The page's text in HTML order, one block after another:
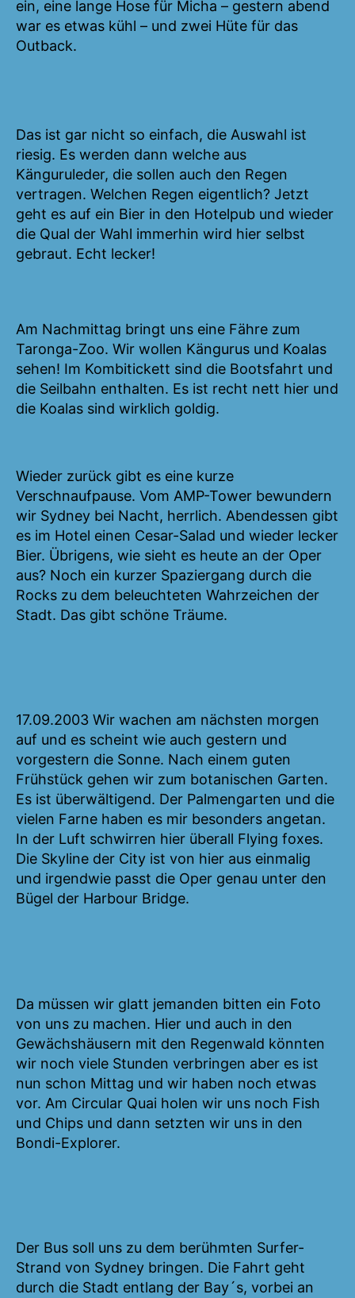
ein, eine lange Hose für Micha – gestern abend
war es etwas kühl – und zwei Hüte für das
Outback.
Das ist gar nicht so einfach, die Auswahl ist
riesig. Es werden dann welche aus
Känguruleder, die sollen auch den Regen
vertragen. Welchen Regen eigentlich? Jetzt
geht es auf ein Bier in den Hotelpub und wieder
die Qual der Wahl immerhin wird hier selbst
gebraut. Echt lecker!
Am Nachmittag bringt uns eine Fähre zum
Taronga-Zoo. Wir wollen Kängurus und Koalas
sehen! Im Kombitickett sind die Bootsfahrt und
die Seilbahn enthalten. Es ist recht nett hier und
die Koalas sind wirklich goldig.
Wieder zurück gibt es eine kurze
Verschnaufpause. Vom AMP-Tower bewundern
wir Sydney bei Nacht, herrlich. Abendessen gibt
es im Hotel einen Cesar-Salad und wieder lecker
Bier. Übrigens, wie sieht es heute an der Oper
aus? Noch ein kurzer Spaziergang durch die
Rocks zu dem beleuchteten Wahrzeichen der
Stadt. Das gibt schöne Träume.
17.09.2003 Wir wachen am nächsten morgen
auf und es scheint wie auch gestern und
vorgestern die Sonne. Nach einem guten
Frühstück gehen wir zum botanischen Garten.
Es ist überwältigend. Der Palmengarten und die
vielen Farne haben es mir besonders angetan.
In der Luft schwirren hier überall Flying foxes.
Die Skyline der City ist von hier aus einmalig
und irgendwie passt die Oper genau unter den
Bügel der Harbour Bridge.
Da müssen wir glatt jemanden bitten ein Foto
von uns zu machen. Hier und auch in den
Gewächshäusern mit den Regenwald könnten
wir noch viele Stunden verbringen aber es ist
nun schon Mittag und wir haben noch etwas
vor. Am Circular Quai holen wir uns noch Fish
und Chips und dann setzten wir uns in den
Bondi-Explorer.
Der Bus soll uns zu dem berühmten Surfer-
Strand von Sydney bringen. Die Fahrt geht
durch die Stadt entlang der Bay´s, vorbei an